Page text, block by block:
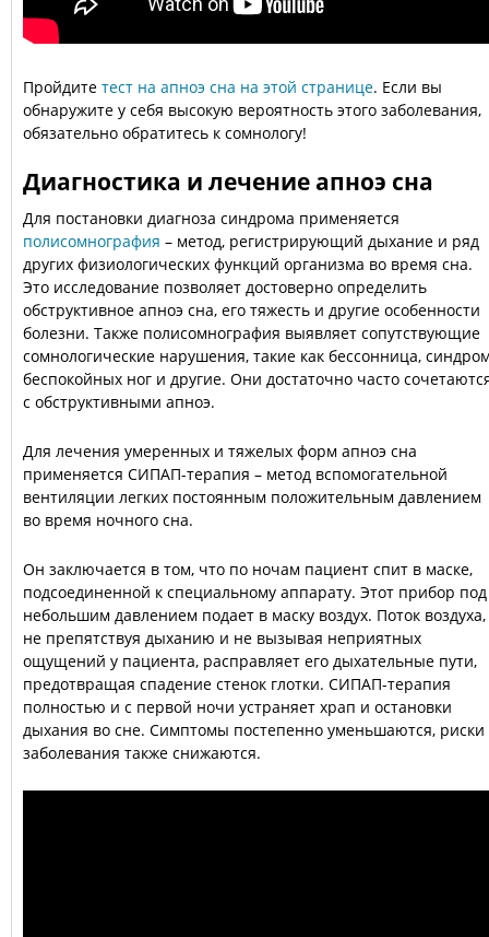
Пройдите тест на апноэ сна на этой странице. Если вы
обнаружите у себя высокую вероятность этого заболевания,
обязательно обратитесь к сомнологу!
Диагностика и лечение апноэ сна
Для постановки диагноза синдрома применяется
полисомнография – метод, регистрирующий дыхание и ряд
других физиологических функций организма во время сна.
Это исследование позволяет достоверно определить
обструктивное апноэ сна, его тяжесть и другие особенности
болезни. Также полисомнография выявляет сопутствующие
сомнологические нарушения, такие как бессонница,
беспокойных ног и другие. Они достаточно часто
с обструктивными апноэ.
Для лечения умеренных и тяжелых форм апноэ сна
применяется СИПАП-терапия – метод вcпомогательной
вентиляции легких постоянным положительным давлением
во время ночного сна.
Он заключается в том, что по ночам пациент спит в маске,
подсоединенной к специальному аппарату. Этот прибор под
небольшим давлением подает в маску воздух. Поток воздуха,
не препятствуя дыханию и не вызывая неприятных
ощущений у пациента, расправляет его дыхательные пути,
предотвращая спадение стенок глотки. СИПАП-терапия
полностью и с первой ночи устраняет храп и остановки
дыхания во сне. Симптомы постепенно уменьшаются, риски
заболевания также снижаются.